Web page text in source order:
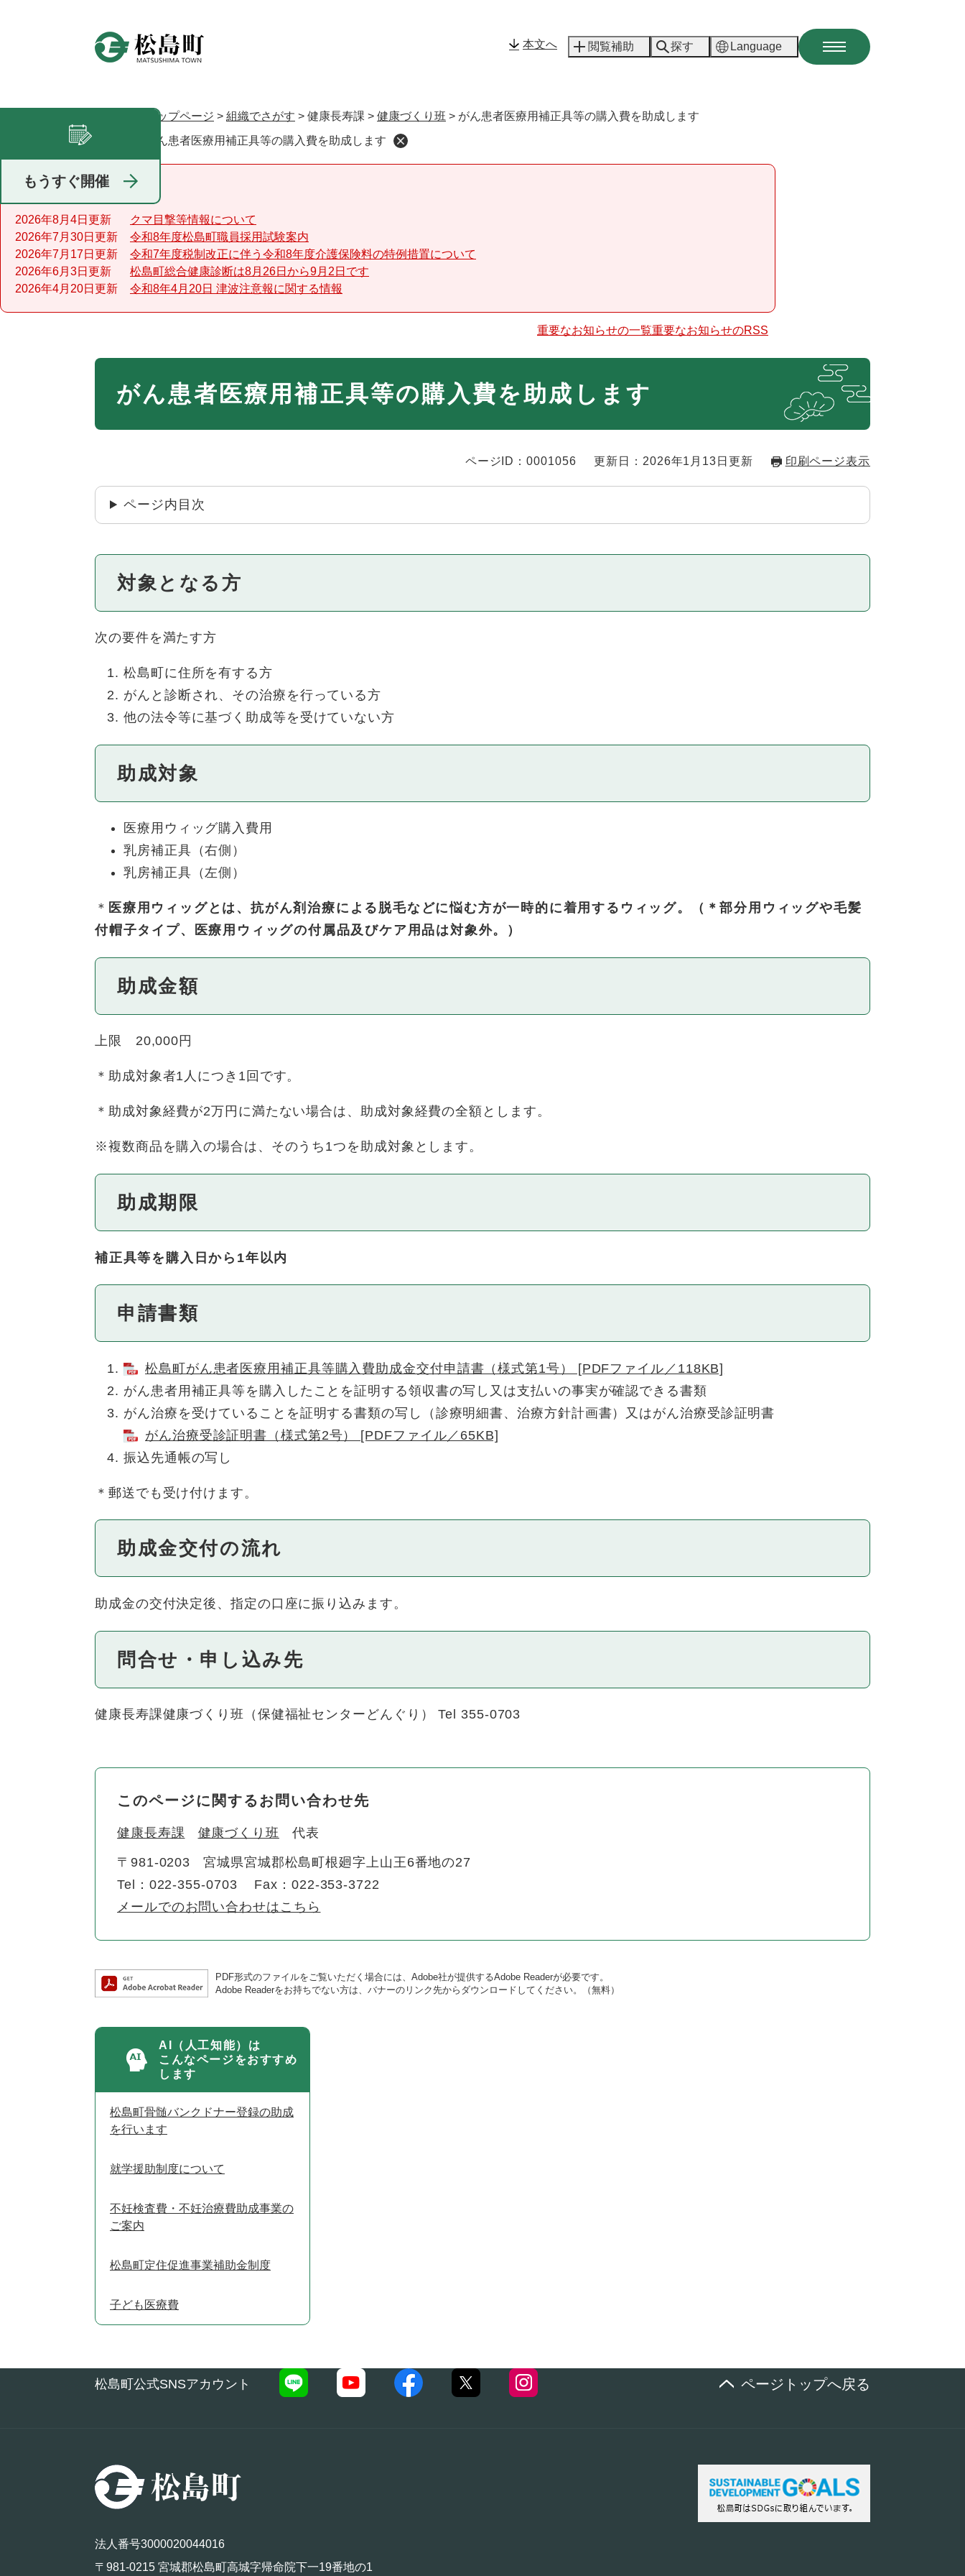
で
本文へ 閲覧補助 探す Language
トップページ > 組織でさがす > 健康長寿課 > 健康づくり班 > がん患者医療用補正具等の購入費を助成します
がん患者医療用補正具等の購入費を助成します
重要なお知らせ
2026年8月4日更新
クマ目撃等情報について
2026年7月30日更新
令和8年度松島町職員採用試験案内
2026年7月17日更新
令和7年度税制改正に伴う令和8年度介護保険料の特例措置について
2026年6月3日更新
松島町総合健康診断は8月26日から9月2日です
2026年4月20日更新
令和8年4月20日 津波注意報に関する情報
重要なお知らせの一覧重要なお知らせのRSS
がん患者医療用補正具等の購入費を助成します
ページID：0001056 更新日：2026年1月13日更新 印刷ページ表示
ページ内目次
対象となる方
次の要件を満たす方
松島町に住所を有する方
がんと診断され、その治療を行っている方
他の法令等に基づく助成等を受けていない方
助成対象
医療用ウィッグ購入費用
乳房補正具（右側）
乳房補正具（左側）
＊ 医療用ウィッグとは、抗がん剤治療による脱毛などに悩む方が一時的に着用するウィッグ。（＊部分用ウィッグや毛髪
付帽子タイプ、医療用ウィッグの付属品及びケア用品は対象外。）
助成金額
上限 20,000円
＊助成対象者1人につき1回です。
＊助成対象経費が2万円に満たない場合は、助成対象経費の全額とします。
※複数商品を購入の場合は、そのうち1つを助成対象とします。
助成期限
補正具等を購入日から1年以内
申請書類
松島町がん患者医療用補正具等購入費助成金交付申請書（様式第1号） [PDFファイル／118KB]
がん患者用補正具等を購入したことを証明する領収書の写し又は支払いの事実が確認できる書類
がん治療を受けていることを証明する書類の写し（診療明細書、治療方針計画書）又はがん治療受診証明書
がん治療受診証明書（様式第2号） [PDFファイル／65KB]
振込先通帳の写し
＊郵送でも受け付けます。
助成金交付の流れ
助成金の交付決定後、指定の口座に振り込みます。
問合せ・申し込み先
健康長寿課健康づくり班（保健福祉センターどんぐり） Tel 355-0703
このページに関するお問い合わせ先
健康長寿課 健康づくり班 代表
〒981-0203
宮城県宮城郡松島町根廻字上山王6番地の27
Tel：022-355-0703
Fax：022-353-3722
メールでのお問い合わせはこちら
PDF形式のファイルをご覧いただく場合には、Adobe社が提供するAdobe Readerが必要です。
Adobe Readerをお持ちでない方は、バナーのリンク先からダウンロードしてください。（無料）
もうすぐ開催
AI（人工知能）は
こんなページをおすすめ
します
松島町骨髄バンクドナー登録の助成
を行います
就学援助制度について
不妊検査費・不妊治療費助成事業の
ご案内
松島町定住促進事業補助金制度
子ども医療費
松島町公式SNSアカウント ページトップへ戻る
法人番号3000020044016
〒981-0215 宮城郡松島町高城字帰命院下一19番地の1